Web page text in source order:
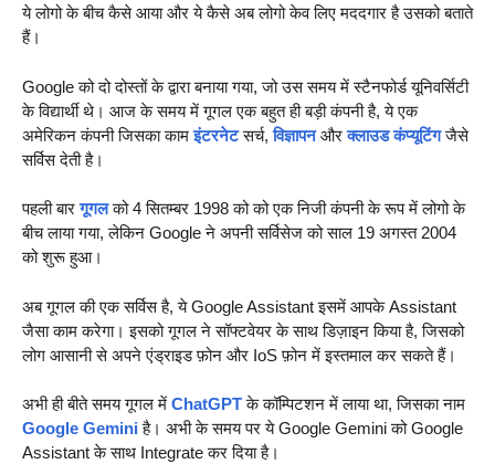
ये लोगो के बीच कैसे आया और ये कैसे अब लोगो केव लिए मददगार है उसको बताते
हैं।
Google को दो दोस्तों के द्वारा बनाया गया, जो उस समय में स्टैनफोर्ड यूनिवर्सिटी
के विद्यार्थी थे। आज के समय में गूगल एक बहुत ही बड़ी कंपनी है, ये एक
अमेरिकन कंपनी जिसका कामइंटरनेटसर्च,विज्ञापनऔरक्लाउड कंप्यूटिंगजैसे
सर्विस देती है।
पहली बारगूगलको 4 सितम्बर 1998 को को एक निजी कंपनी के रूप में लोगो के
बीच लाया गया, लेकिन Google ने अपनी सर्विसेज को साल 19 अगस्त 2004
को शुरू हुआ।
अब गूगल की एक सर्विस है, ये Google Assistant इसमें आपके Assistant
जैसा काम करेगा। इसको गूगल ने सॉफ्टवेयर के साथ डिज़ाइन किया है, जिसको
लोग आसानी से अपने एंड्राइड फ़ोन और IoS फ़ोन में इस्तमाल कर सकते हैं।
अभी ही बीते समय गूगल में ChatGPTके कॉम्पिटशन में लाया था, जिसका नाम
Google Gemini है। अभी के समय पर ये Google Gemini को Google
Assistant के साथ Integrate कर दिया है।